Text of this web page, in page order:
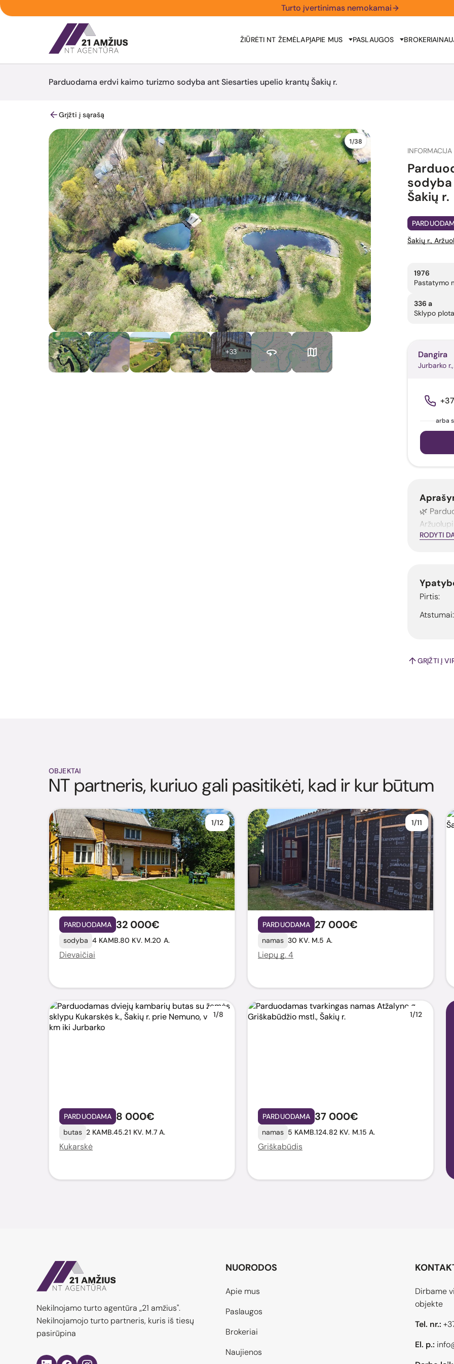
Turto įvertinimas nemokamai
ŽIŪRĖTI NT ŽEMĖLAPĮAPIE MUS PASLAUGOS BROKERIAI
Parduodama erdvi kaimo turizmo sodyba ant Siesarties upelio krantų Šakių r.
Grįžti į sąrašą
1/38
+33
Šakių r.
Šakių r.,
1976
Pastatymo
336 a
Sklypo
Dangira
Jurbarko
arba
🌿
RODYTI
Pirtis:
Atstumai:
GRĮŽTI Į
OBJEKTAI
NT partneris, kuriuo gali pasitikėti, kad ir kur būtum
1/12
PARDUODAMA 32 000€
sodyba 4 KAMB.80 KV. M.20 A.
Dievaičiai
1/11
PARDUODAMA 27 000€
namas 30 KV. M.5 A.
Liepų g. 4
1/8
PARDUODAMA 8 000€
butas 2 KAMB.45.21 KV. M.7 A.
Kukarskė
1/12
PARDUODAMA 37 000€
namas 5 KAMB.124.82 KV. M.15 A.
Griškabūdis
Nekilnojamo turto agentūra „21 amžius".
Nekilnojamojo turto partneris, kuris iš tiesų
pasirūpina
NUORODOS
Apie mus
Paslaugos
Brokeriai
Naujienos
Dirbame
objekte
Tel. nr.:
El. p.: